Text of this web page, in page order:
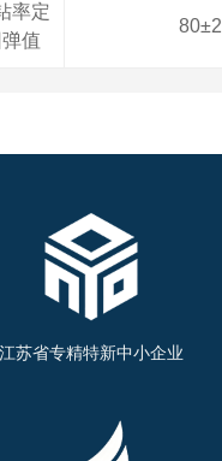
率定
弹值
80±2
江苏省专精特新中小企业